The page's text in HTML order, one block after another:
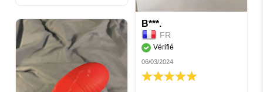
un excellent stimulateur.
B***.
FR
Vérifié
06/03/2024
100%